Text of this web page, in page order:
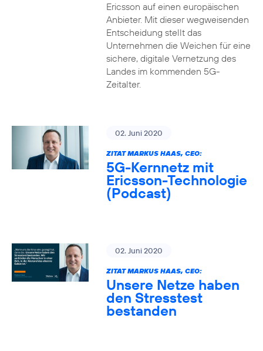
Ericsson auf einen europäischen
Anbieter. Mit dieser wegweisenden
Entscheidung stellt das
Unternehmen die Weichen für eine
sichere, digitale Vernetzung des
Landes im kommenden 5G-
Zeitalter.
02. Juni 2020
ZITAT MARKUS HAAS, CEO:
5G-Kernnetz mit
Ericsson-Technologie
(Podcast)
02. Juni 2020
ZITAT MARKUS HAAS, CEO:
Unsere Netze haben
den Stresstest
bestanden